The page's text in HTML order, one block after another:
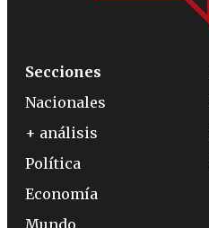
Secciones
Nacionales
+ análisis
Política
Economía